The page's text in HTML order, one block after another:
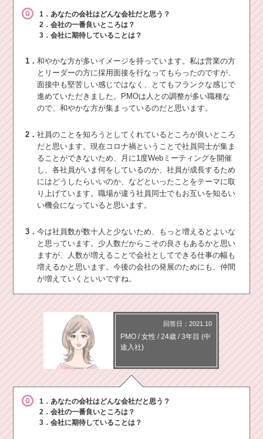
1．あなたの会社はどんな会社だと思う？
2．会社の一番良いところは？
3．会社に期待していることは？
1．和やかな方が多いイメージを持っています。私は営業の方
とリーダーの方に採用面接を行なってもらったのですが、
面接中も堅苦しい感じではなく、とてもフランクな感じで
進めていただきました。PMOは人との調整が多い職種な
ので、和やかな方が集まっているのだと思います。
2．社員のことを知ろうとしてくれているところが良いところ
だと思います。現在コロナ禍ということで社員同士が集ま
ることができないため、月に1度Webミーティングを開催
し、各社員がいま何をしているのか、社員が成長するため
にはどうしたらいいのか、などといったことをテーマに取
り上げています。職場が違う社員同士でもお互いを知るい
い機会になっていると思います。
3．今は社員数が数十人と少ないため、もっと増えるとよいな
と思っています。少人数だからこその良さもあるかと思い
ますが、人数が増えることで会社としてできる仕事の幅も
増えるかと思います。今後の会社の発展のためにも、仲間
が増えていくといいですね。
回答日：2021.10
PMO /女性 / 24歳 /3年目 (中
途入社)
1．あなたの会社はどんな会社だと思う？
2．会社の一番良いところは？
3．会社に期待していることは？